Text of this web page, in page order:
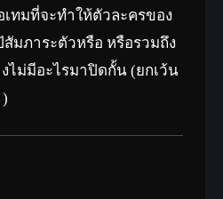
เทมที่จะทำให้ตัวละครของ
สัมภาระตัวหรือ หรือรวมถึง
ไม่มีอะไรมาปิดกั้น (ยกเว้น